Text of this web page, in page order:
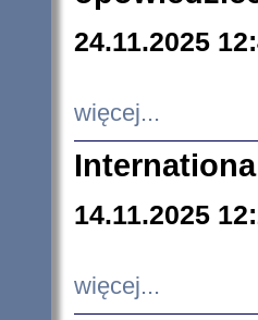
24.11.2025
więcej...
14.11.2025
więcej...